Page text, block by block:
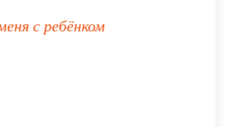
с ребёнком